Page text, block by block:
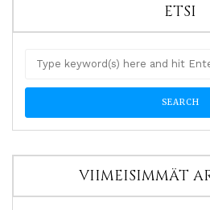
ETSI
VIIMEISIMMÄT